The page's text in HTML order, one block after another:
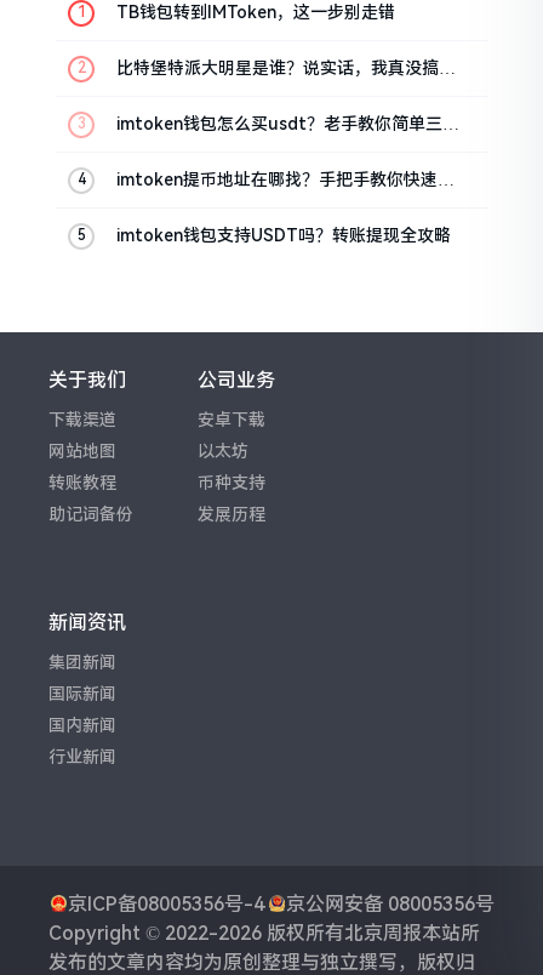
TB钱包转到IMToken，这一步别走错
比特堡特派大明星是谁？说实话，我真没搞明
imtoken钱包怎么买usdt？老手教你简单三步
imtoken提币地址在哪找？手把手教你快速查
imtoken钱包支持USDT吗？转账提现全攻略
关于我们
下载渠道
网站地图
转账教程
助记词备份
公司业务
安卓下载
以太坊
币种支持
发展历程
新闻资讯
集团新闻
国际新闻
国内新闻
行业新闻
京ICP备08005356号-4
京公网安备 08005356号
Copyright © 2022-2026 版权所有北京周报本站所
发布的文章内容均为原创整理与独立撰写，版权归